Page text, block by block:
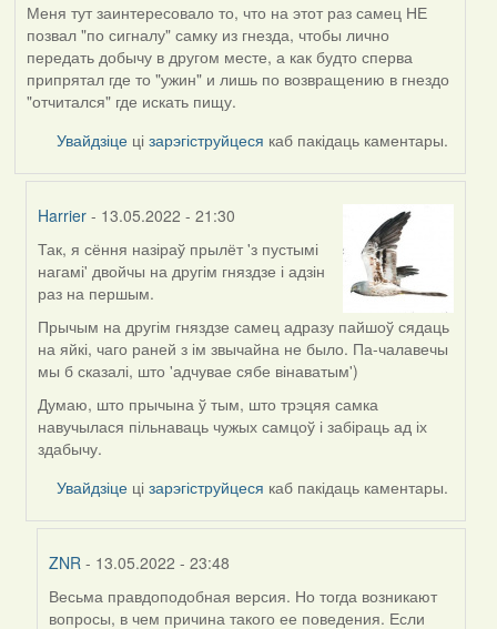
Меня тут заинтересовало то, что на этот раз самец НЕ
позвал "по сигналу" самку из гнезда, чтобы лично
передать добычу в другом месте, а как будто сперва
припрятал где то "ужин" и лишь по возвращению в гнездо
"отчитался" где искать пищу.
Увайдзіце цізарэгіструйцеся каб пакідаць каментары.
Harrier - 13.05.2022 - 21:30
In
reply
to
by
ZNR
Так, я сёння назіраў прылёт 'з пустымі
нагамі' двойчы на другім гняздзе і адзін
раз на першым.
Прычым на другім гняздзе самец адразу пайшоў сядаць
на яйкі, чаго раней з ім звычайна не было. Па-чалавечы
мы б сказалі, што 'адчувае сябе вінаватым')
Думаю, што прычына ў тым, што трэцяя самка
навучылася пільнаваць чужых самцоў і забіраць ад іх
здабычу.
Увайдзіце цізарэгіструйцеся каб пакідаць каментары.
ZNR - 13.05.2022 - 23:48
In
Весьма правдоподобная версия. Но тогда возникают
вопросы, в чем причина такого ее поведения. Если